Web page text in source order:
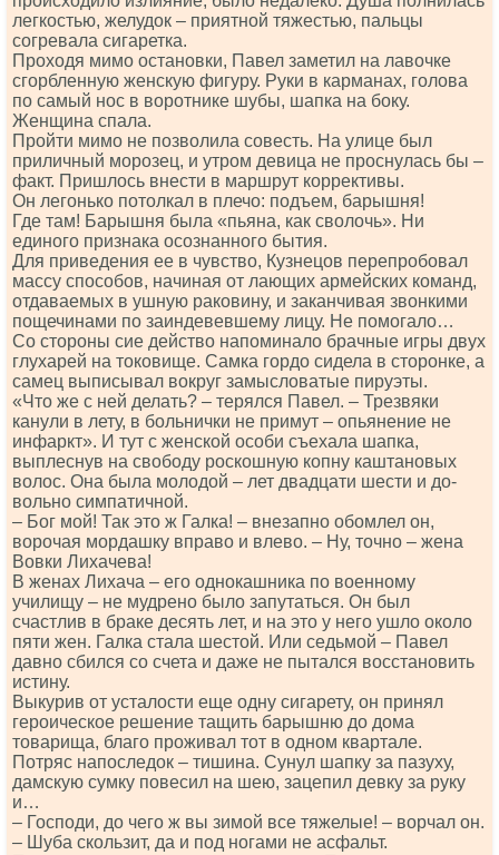
легкостью, желудок ‒ приятной тяжестью, пальцы
согревала сигаретка.
Проходя мимо остановки, Павел заметил на лавочке
сгорбленную женскую фигуру. Руки в карманах, голова
по самый нос в воротнике шубы, шапка на боку.
Женщина спала.
Пройти мимо не позволила совесть. На улице был
приличный морозец, и утром девица не проснулась бы ‒
факт. Пришлось внести в маршрут коррективы.
Он легонько потолкал в плечо: подъем, барышня!
Где там! Барышня была «пьяна, как сволочь». Ни
единого признака осознанного бытия.
Для приведения ее в чувство, Кузнецов перепробовал
массу способов, начиная от лающих армейских команд,
отдаваемых в ушную раковину, и заканчивая звонкими
пощечинами по заиндевевшему лицу. Не помогало…
Со стороны сие действо напоминало брачные игры двух
глухарей на токовище. Самка гордо сидела в сторонке, а
самец выписывал вокруг замысловатые пируэты.
«Что же с ней делать? – терялся Павел. – Трезвяки
канули в лету, в больнички не примут – опьянение не
инфаркт». И тут с женской особи съехала шапка,
выплеснув на свободу роскошную копну каштановых
волос. Она была молодой – лет двадцати шести и до-
вольно симпатичной.
– Бог мой! Так это ж Галка! – внезапно обомлел он,
ворочая мордашку вправо и влево. – Ну, точно ‒ жена
Вовки Лихачева!
В женах Лихача ‒ его однокашника по военному
училищу ‒ не мудрено было запутаться. Он был
счастлив в браке десять лет, и на это у него ушло около
пяти жен. Галка стала шестой. Или седьмой – Павел
давно сбился со счета и даже не пытался восстановить
истину.
Выкурив от усталости еще одну сигарету, он принял
героическое решение тащить барышню до дома
товарища, благо проживал тот в одном квартале.
Потряс напоследок – тишина. Сунул шапку за пазуху,
дамскую сумку повесил на шею, зацепил девку за руку
и…
‒ Господи, до чего ж вы зимой все тяжелые! ‒ ворчал он.
‒ Шуба скользит, да и под ногами не асфальт.